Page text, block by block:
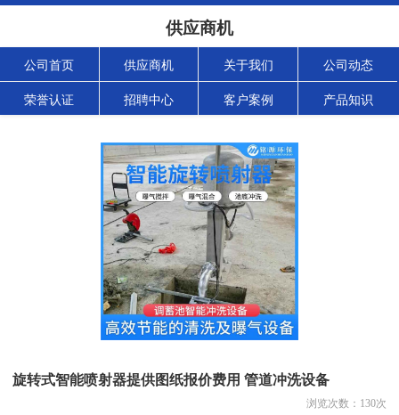
供应商机
公司首页 供应商机 关于我们 公司动态
荣誉认证 招聘中心 客户案例 产品知识
旋转式智能喷射器提供图纸报价费用 管道冲洗设备
浏览次数： 130次